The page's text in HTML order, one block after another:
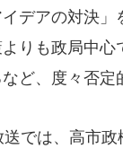
デアの対決
りも政局中
ど、度々否
では、高市